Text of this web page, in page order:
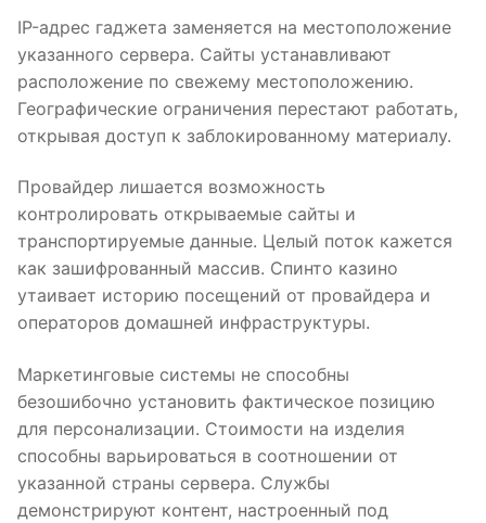
IP-адрес гаджета заменяется на местоположение
указанного сервера. Сайты устанавливают
расположение по свежему местоположению.
Географические ограничения перестают работать,
открывая доступ к заблокированному материалу.
Провайдер лишается возможность
контролировать открываемые сайты и
транспортируемые данные. Целый поток кажется
как зашифрованный массив. Спинто казино
утаивает историю посещений от провайдера и
операторов домашней инфраструктуры.
Маркетинговые системы не способны
безошибочно установить фактическое позицию
для персонализации. Стоимости на изделия
способны варьироваться в соотношении от
указанной страны сервера. Службы
демонстрируют контент, настроенный под